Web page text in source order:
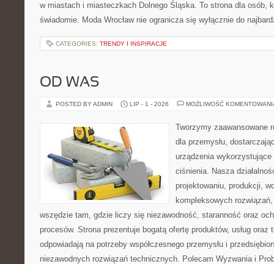
w miastach i miasteczkach Dolnego Śląska. To strona dla osób,
świadomie. Moda Wrocław nie ogranicza się wyłącznie do
CATEGORIES: TRENDY I INSPIRACJE
OD WAS
POSTED BY ADMIN LIP - 1 - 2026 MOŻLIWOŚĆ
Tworzymy zaawansowane
dla przemysłu,
urządzenia
ciśnienia. Nasza
projektowaniu, produkcji,
kompleksowych
wszędzie tam, gdzie liczy się niezawodność, staranność oraz
procesów. Strona prezentuje bogatą ofertę produktów, usług oraz
odpowiadają na potrzeby współczesnego przemysłu i
niezawodnych rozwiązań technicznych. Polecam Wyzwania i